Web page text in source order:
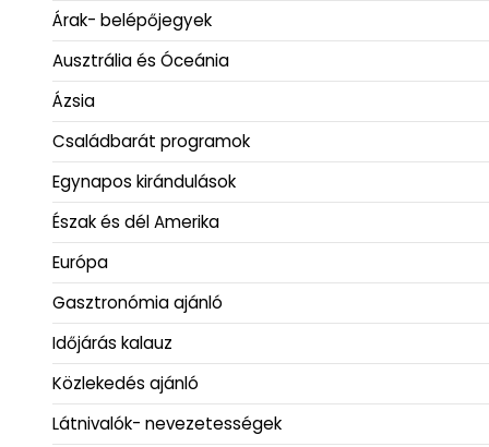
Árak- belépőjegyek
Ausztrália és Óceánia
Ázsia
Családbarát programok
Egynapos kirándulások
Észak és dél Amerika
Európa
Gasztronómia ajánló
Időjárás kalauz
Közlekedés ajánló
Látnivalók- nevezetességek